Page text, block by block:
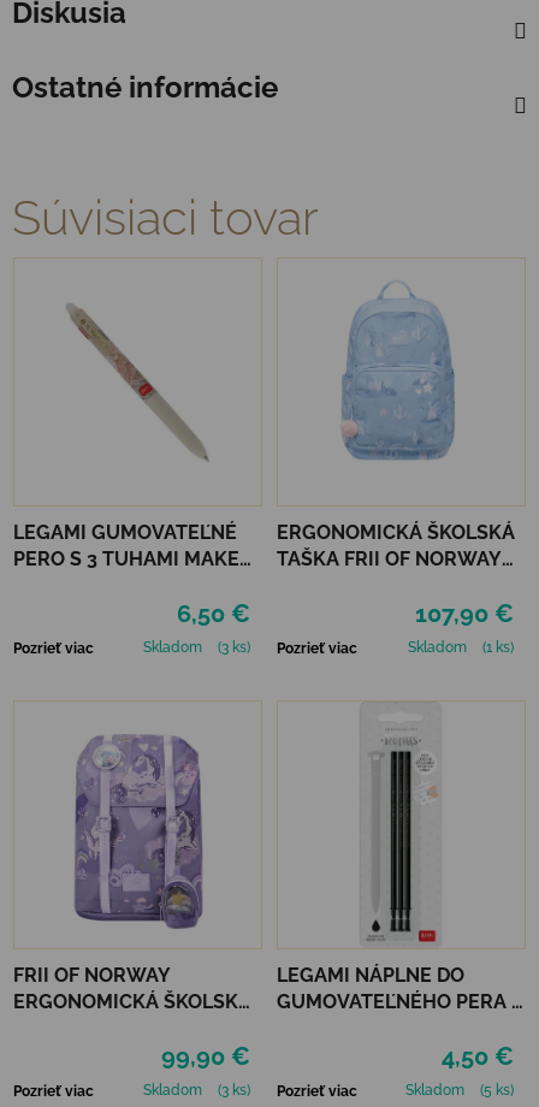
Diskusia
Ostatné informácie
Súvisiaci tovar
LEGAMI GUMOVATEĽNÉ
PERO S 3 TUHAMI MAKE
6,50 €
Pozrieť viac Skladom (3 ks)
ERGONOMICKÁ ŠKOLSKÁ
TAŠKA FRII OF NORWAY
107,90 €
Pozrieť viac Skladom (1 ks)
FRII OF NORWAY
ERGONOMICKÁ ŠKOLSKÁ
UNICORN PURPLE99,90 €
Pozrieť viac Skladom (3 ks)
LEGAMI NÁPLNE DO
GUMOVATEĽNÉHO PERA 3
4,50 €
Pozrieť viac Skladom (5 ks)